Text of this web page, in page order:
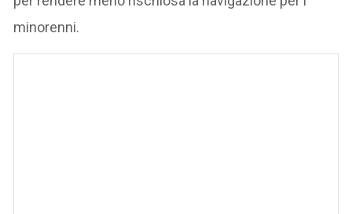
minorenni.